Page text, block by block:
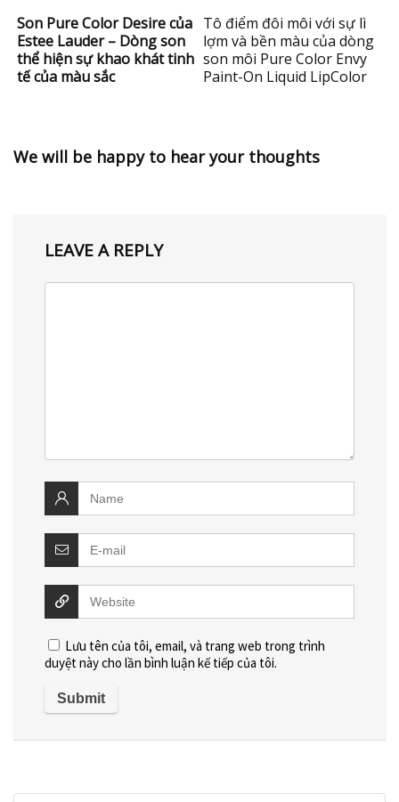
Son Pure Color Desire của
Estee Lauder – Dòng son
thể hiện sự khao khát tinh
tế của màu sắc
Tô điểm đôi môi với sự lì
lợm và bền màu của dòng
son môi Pure Color Envy
Paint-On Liquid LipColor
We will be happy to hear your thoughts
LEAVE A REPLY
Lưu tên của tôi, email, và trang web trong trình
duyệt này cho lần bình luận kế tiếp của tôi.